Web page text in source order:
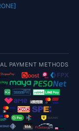
|
PAYMENT METHODS